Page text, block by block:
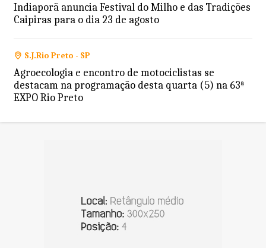
Indiaporã anuncia Festival do Milho e das Tradições
Caipiras para o dia 23 de agosto
S.J.Rio Preto - SP
Agroecologia e encontro de motociclistas se
destacam na programação desta quarta (5) na 63ª
EXPO Rio Preto